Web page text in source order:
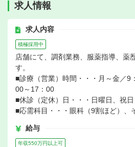
求人情報
求人内容
積極採用中
店舗にて、調剤業務、服薬指導、薬
す。
■診療（営業）時間・・・月～金／9
00～17：00
■休診（定休）日・・・日曜日、祝日
■応需科目・・・眼科（9割ほど）、
給与
年収550万円以上可